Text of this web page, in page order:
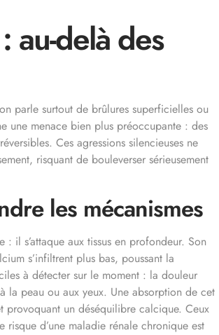
au-delà des
parle surtout de brûlures superficielles ou
une menace bien plus préoccupante : des
Ces agressions silencieuses ne
risquant de bouleverser sérieusement
les mécanismes
il s’attaque aux tissus en profondeur. Son
s’infiltrent plus bas, poussant la
à détecter sur le moment : la douleur
la peau ou aux yeux. Une absorption de cet
provoquant un déséquilibre calcique. Ceux
risque d’une maladie rénale chronique est